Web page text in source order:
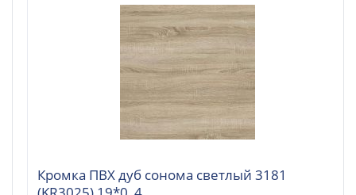
Кромка ПВХ дуб сонома светлый 3181